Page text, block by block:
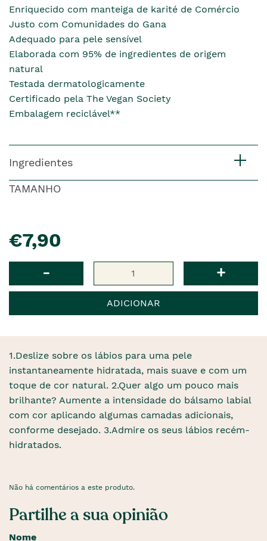
Enriquecido com manteiga de karité de Comércio
Justo com Comunidades do Gana
Adequado para pele sensível
Elaborada com 95% de ingredientes de origem
natural
Testada dermatologicamente
Certificado pela The Vegan Society
Embalagem reciclável**
Ingredientes
TAMANHO
€7,90
- +
ADICIONAR
1.Deslize sobre os lábios para uma pele
instantaneamente hidratada, mais suave e com um
toque de cor natural. 2.Quer algo um pouco mais
brilhante? Aumente a intensidade do bálsamo labial
com cor aplicando algumas camadas adicionais,
conforme desejado. 3.Admire os seus lábios recém-
hidratados.
Não há comentários a este produto.
Partilhe a sua opinião
Nome